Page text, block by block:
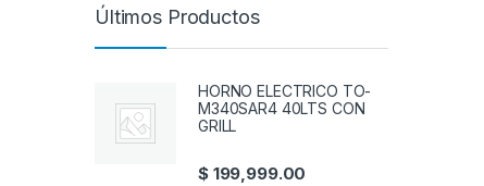
Últimos Productos
HORNO ELECTRICO TO-
M340SAR4 40LTS CON
GRILL
$199,999.00